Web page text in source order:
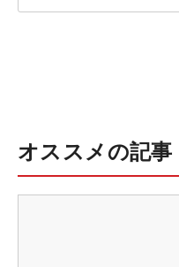
オススメの記事